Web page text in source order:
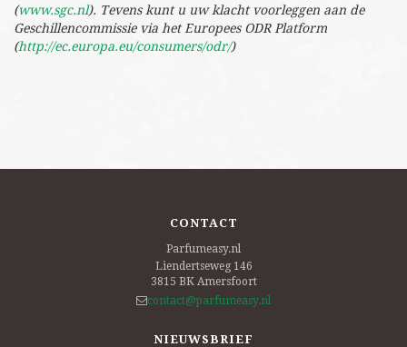
(www.sgc.nl). Tevens kunt u uw klacht voorleggen aan de
Geschillencommissie via het Europees ODR Platform
(http://ec.europa.eu/consumers/odr/)
CONTACT
Parfumeasy.nl
Liendertseweg 146
3815 BK Amersfoort
contact@parfumeasy.nl
NIEUWSBRIEF